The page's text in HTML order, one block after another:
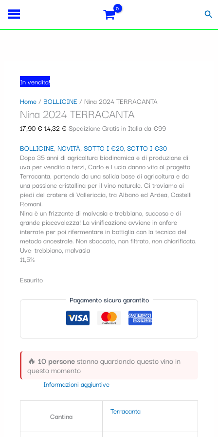
contenuto
In vendita!
Home/ BOLLICINE / Nina 2024 TERRACANTA
Nina 2024 TERRACANTA
17,90€
era:
14,32€
è:
Spedizione Gratis in Italia da €99
BOLLICINE, NOVITÀ, SOTTO I €20, SOTTO I €30
Dopo 35 anni di agricoltura biodinamica e di produzione di
uva per vendita a terzi, Carlo e Lucia danno vita al progetto
Terracanta, partendo da una solida base di agricoltura e da
una passione cristallina per il vino naturale. Ci troviamo ai
piedi del cratere di Vallericcia, tra Albano ed Ardea, Castelli
Romani.
Nina è un frizzante di malvasia e trebbiano, succoso e di
grande piacevolezza! La vinificazione avviene in anfore
interrate per poi rifermentare in bottiglia con la tecnica del
metodo ancestrale. Non sboccato, non filtrato, non chiarificato.
Uve: trebbiano, malvasia
11,5%
Esaurito
Pagamento sicuro garantito
🔥 10 personestanno guardando questo vino in
questo momento
Informazioni aggiuntive
Cantina Terracanta
S